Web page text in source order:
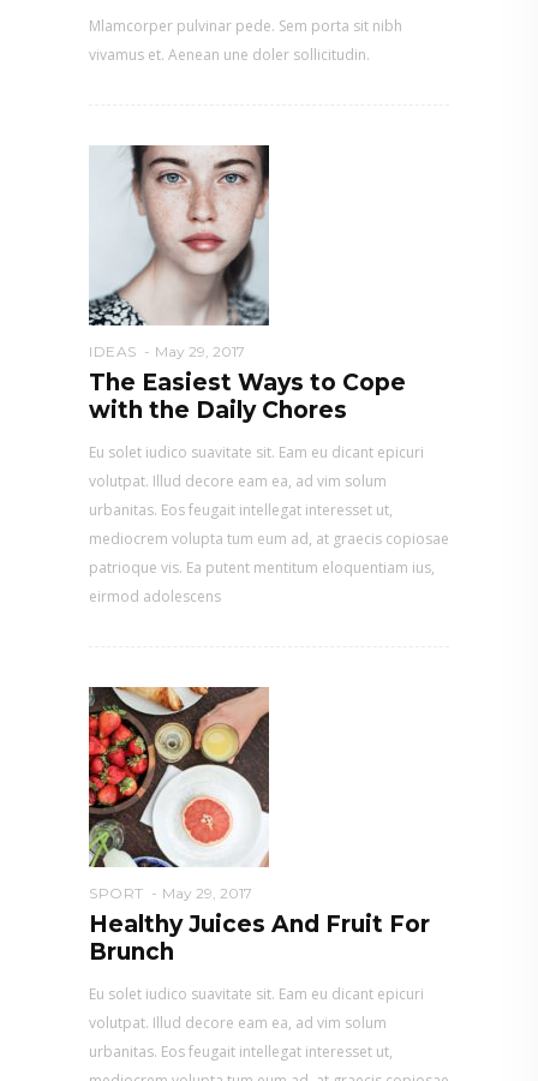
Mlamcorper pulvinar pede. Sem porta sit nibh
vivamus et. Aenean une doler sollicitudin.
IDEAS May 29, 2017
The Easiest Ways to Cope
with the Daily Chores
Eu solet iudico suavitate sit. Eam eu dicant epicuri
volutpat. Illud decore eam ea, ad vim solum
urbanitas. Eos feugait intellegat interesset ut,
mediocrem volupta tum eum ad, at graecis copiosae
patrioque vis. Ea putent mentitum eloquentiam ius,
eirmod adolescens
SPORT May 29, 2017
Healthy Juices And Fruit For
Brunch
Eu solet iudico suavitate sit. Eam eu dicant epicuri
volutpat. Illud decore eam ea, ad vim solum
urbanitas. Eos feugait intellegat interesset ut,